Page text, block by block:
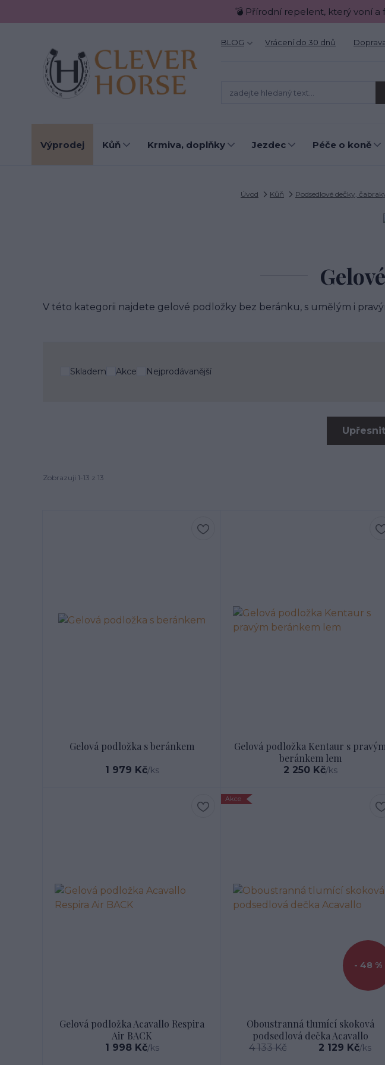
💣 Přírodní repelent, který voní a
BLOG Vrácení do 30 dnů
Výprodej Kůň Krmiva, doplňky Jezdec Péče o koně
Úvod Kůň Podsedlové dečky,
V této kategorii najdete gelové podložky bez beránku, s umělým i
Skladem Akce Nejprodávanější
Zobrazuji 1-13 z 13
Gelová podložka s beránkem
1 979 Kč/ks
Gelová podložka Kentaur s pravým
beránkem lem
2 250 Kč/ks
Gelová podložka Acavallo Respira
Air BACK
1 998 Kč/ks
Akce
- 48 %
Oboustranná tlumící skoková
podsedlová dečka Acavallo
4 133 Kč 2 129 Kč/ks